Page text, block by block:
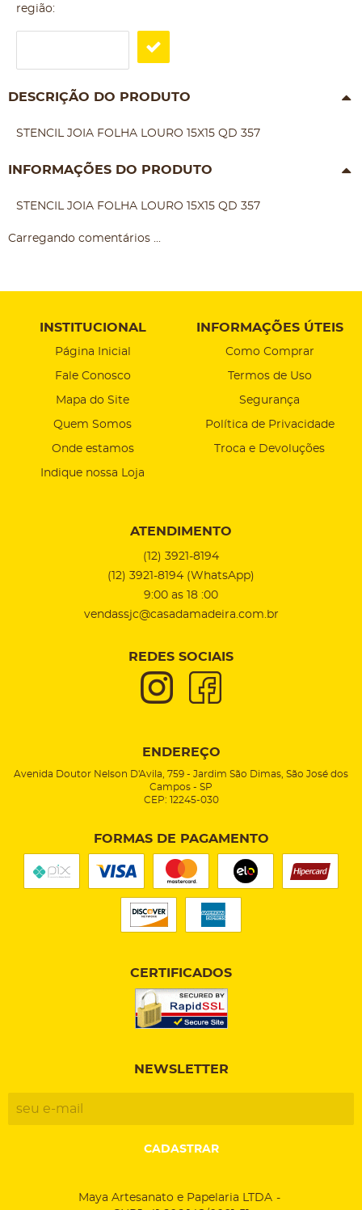
região:
DESCRIÇÃO DO PRODUTO
STENCIL JOIA FOLHA LOURO 15X15 QD 357
INFORMAÇÕES DO PRODUTO
STENCIL JOIA FOLHA LOURO 15X15 QD 357
Carregando comentários ...
INSTITUCIONAL
Página Inicial
Fale Conosco
Mapa do Site
Quem Somos
Onde estamos
Indique nossa Loja
INFORMAÇÕES ÚTEIS
Como Comprar
Termos de Uso
Segurança
Política de Privacidade
Troca e Devoluções
ATENDIMENTO
(12) 3921-8194
(12) 3921-8194 (WhatsApp)
9:00 as 18 :00
vendassjc@casadamadeira.com.br
REDES SOCIAIS
ENDEREÇO
Avenida Doutor Nelson D'Avila, 759 - Jardim São Dimas, São José dos
Campos - SP
CEP: 12245-030
FORMAS DE PAGAMENTO
CERTIFICADOS
NEWSLETTER
CADASTRAR
Maya Artesanato e Papelaria LTDA